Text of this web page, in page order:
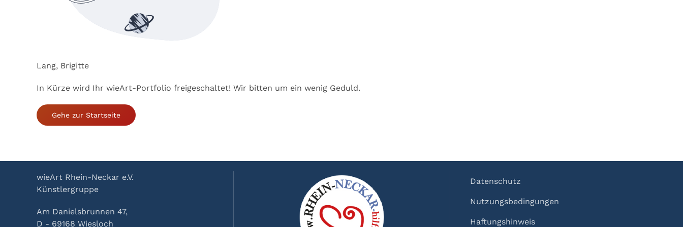
Lang, Brigitte
In Kürze wird Ihr wieArt-Portfolio freigeschaltet! Wir bitten um ein wenig Geduld.
Gehe zur Startseite
wieArt Rhein-Neckar e.V.
Künstlergruppe
Am Danielsbrunnen 47,
D - 69168 Wiesloch
Datenschutz
Nutzungsbedingungen
Haftungshinweis